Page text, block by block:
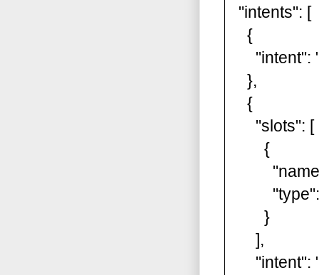
"intents": [
{
"intent":
},
{
"slots": [
{
"type":
}
],
"intent":